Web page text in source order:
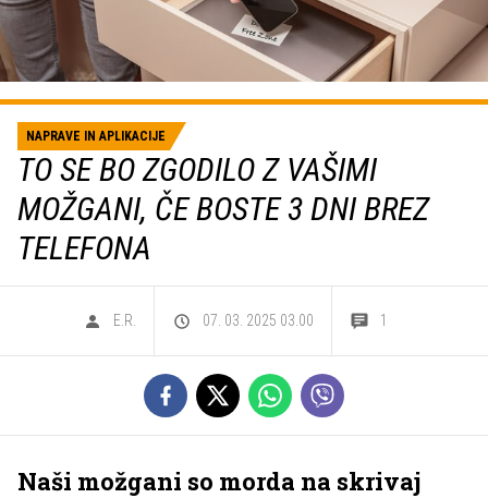
NAPRAVE IN APLIKACIJE
TO SE BO ZGODILO Z VAŠIMI
MOŽGANI, ČE BOSTE 3 DNI BREZ
TELEFONA
E.R. 07. 03. 2025 03.00 1
Naši možgani so morda na skrivaj